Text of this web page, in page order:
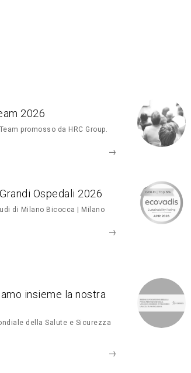
2026
promosso da HRC Group.
Ospedali 2026
di Milano Bicocca | Milano
insieme la nostra
della Salute e Sicurezza